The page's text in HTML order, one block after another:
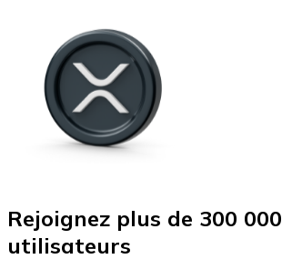
Rejoignez plus de 300 000
utilisateurs